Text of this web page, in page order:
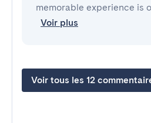
memorable experience is
Voir plus
Voir tous les 12